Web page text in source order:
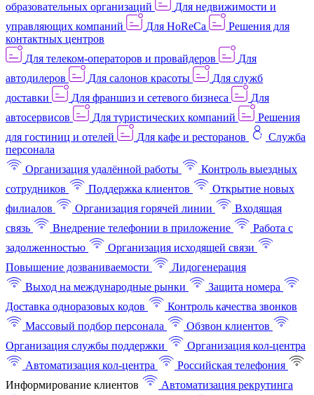
образовательных организаций
Для недвижимости и
управляющих компаний
Для HoReCa
Решения для
контактных центров
Для телеком-операторов и провайдеров
Для
автодилеров
Для салонов красоты
Для служб
доставки
Для франшиз и сетевого бизнеса
Для
автосервисов
Для туристических компаний
Решения
для гостиниц и отелей
Для кафе и ресторанов
Служба
персонала
Организация удалённой работы
Контроль выездных
сотрудников
Поддержка клиентов
Открытие новых
филиалов
Организация горячей линии
Входящая
связь
Внедрение телефонии в приложение
Работа с
задолженностью
Организация исходящей связи
Повышение дозваниваемости
Лидогенерация
Выход на международные рынки
Защита номера
Доставка одноразовых кодов
Контроль качества звонков
Массовый подбор персонала
Обзвон клиентов
Организация службы поддержки
Организация кол-центра
Автоматизация кол-центра
Российская телефония
Информирование клиентов
Автоматизация рекрутинга